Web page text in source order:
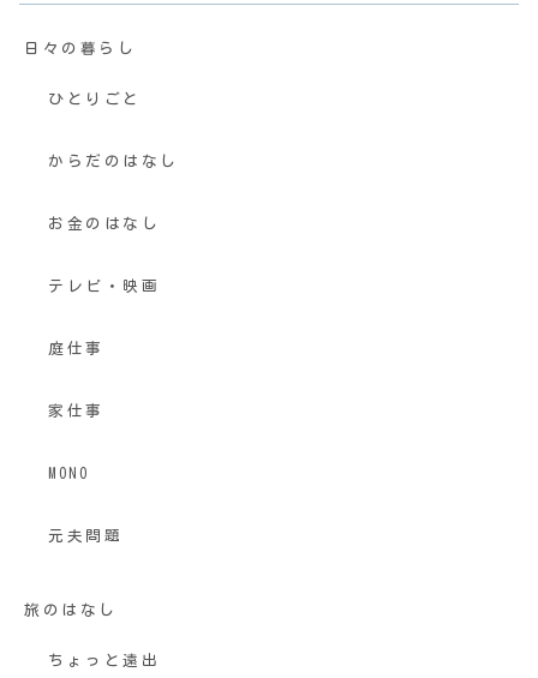
日々の暮らし
ひとりごと
からだのはなし
お金のはなし
テレビ・映画
庭仕事
家仕事
MONO
元夫問題
旅のはなし
ちょっと遠出